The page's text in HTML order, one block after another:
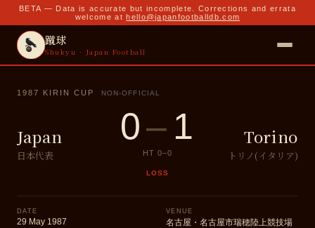
BETA — Data is accurate but incomplete. Corrections and errata
welcome at hello@japanfootballdb.com
蹴球
Shukyu · Japan Football
1987 KIRIN CUP NON-OFFICIAL
Japan
日本代表
0– 1
HT 0–0
LOSS
Torino
トリノ(イタリア)
DATE
29 May 1987
VENUE
名古屋・名古屋市瑞穂陸上競技場